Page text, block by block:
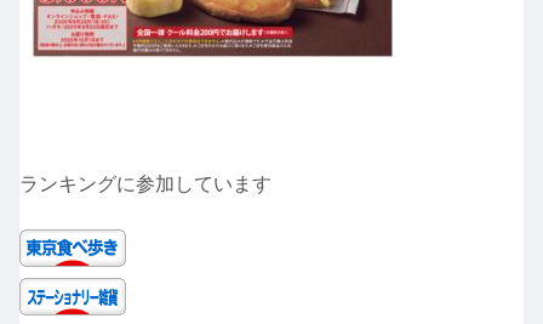
ランキングに参加しています